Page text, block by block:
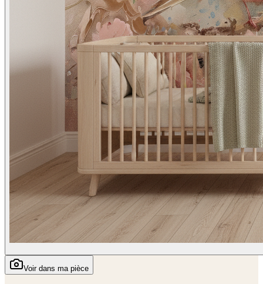
Voir dans ma pièce